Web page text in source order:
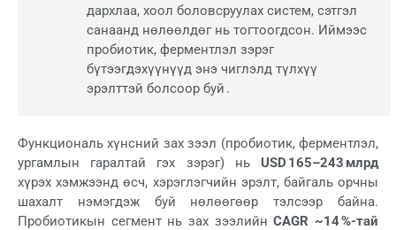
дархлаа, хоол боловсруулах систем, сэтгэл
санаанд нөлөөлдөг нь тогтоогдсон. Иймээс
пробиотик, ферментлэл зэрэг
бүтээгдэхүүнүүд энэ чиглэлд түлхүү
эрэлттэй болсоор буй .
Функциональ хүнсний зах зээл (пробиотик, ферментлэл,
ургамлын гаралтай гэх зэрэг) нь USD 165–243 млрд
хүрэх хэмжээнд өсч, хэрэглэгчийн эрэлт, байгаль орчны
шахалт нэмэгдэж буй нөлөөгөөр тэлсээр байна.
Пробиотикын сегмент нь зах зээлийнCAGR ~14 %-тай